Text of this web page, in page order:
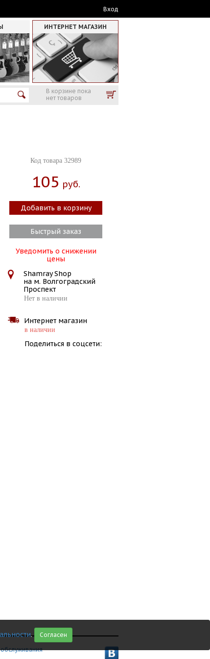
Вход
ИНТЕРНЕТ МАГАЗИН
В корзине пока
нет товаров
Код товара 32989
105 Руб.
Добавить в корзину
Быстрый заказ
Уведомить о снижении
цены
Shamray Shop
на м. Волгоградский
Проспект
Нет в наличии
Интернет магазин
в наличии
Поделиться в соцсети:
. Согласен